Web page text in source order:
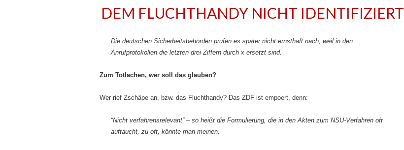
DEM FLUCHTHANDY NICHT IDENTIFIZIERT
Die deutschen Sicherheitsbehörden prüfen es später nicht ernsthaft nach, weil in den
Anrufprotokollen die letzten drei Ziffern durch x ersetzt sind.
Zum Totlachen, wer soll das glauben?
Wer rief Zschäpe an, bzw. das Fluchthandy? Das ZDF ist empoert, denn:
“Nicht verfahrensrelevant” – so heißt die Formulierung, die in den Akten zum NSU-Verfahren oft
auftaucht, zu oft, könnte man meinen.